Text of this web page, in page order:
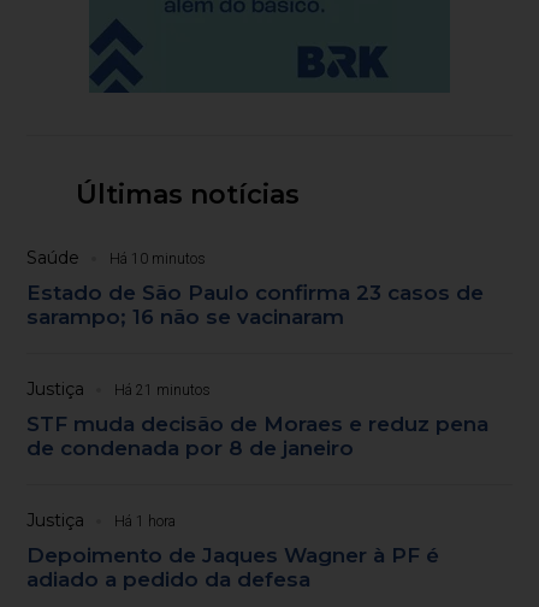
Últimas notícias
Saúde Há 10 minutos
Estado de São Paulo confirma 23 casos de
sarampo; 16 não se vacinaram
Justiça Há 21 minutos
STF muda decisão de Moraes e reduz pena
de condenada por 8 de janeiro
Justiça Há 1 hora
Depoimento de Jaques Wagner à PF é
adiado a pedido da defesa